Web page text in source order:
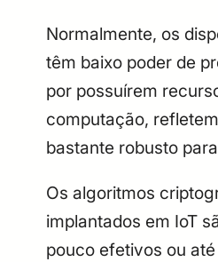
Normalmente, os
têm baixo poder de
por possuírem
computação,
bastante robusto
Os algoritmos
implantados em IoT
pouco efetivos ou